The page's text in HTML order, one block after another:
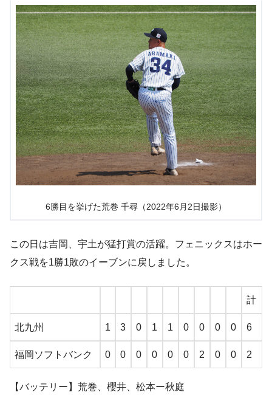
6勝目を挙げた荒巻 千尋（2022年6月2日撮影）
この日は吉岡、宇土が猛打賞の活躍。フェニックスはホー
クス戦を1勝1敗のイーブンに戻しました。
計
北九州 1 3 0 1 1 0 0 0 0 6
福岡ソフトバンク 0 0 0 0 0 0 2 0 0 2
【バッテリー】荒巻、櫻井、松本ー秋庭